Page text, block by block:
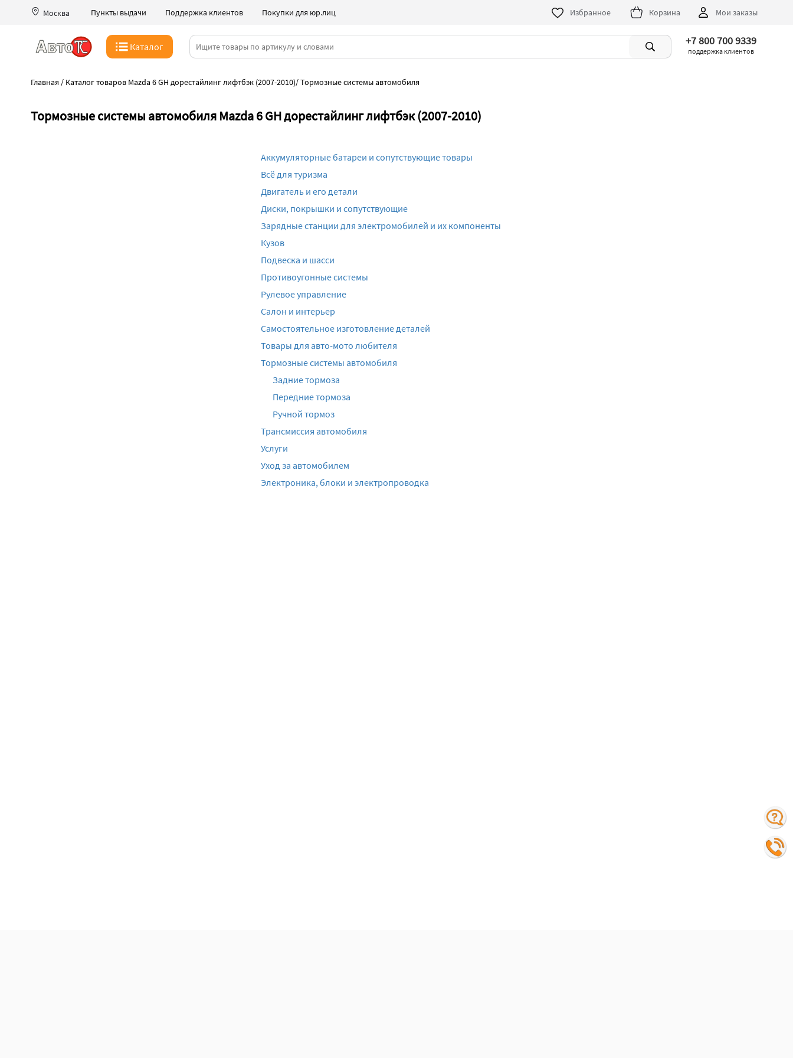
Москва Пункты выдачи Поддержка клиентов Покупки для юр.лиц Избранное Корзина Мои заказы
Каталог +7 800 700 9339
поддержка клиентов
Главная / Каталог товаров Mazda 6 GH дорестайлинг лифтбэк (2007-2010)/Тормозные системы автомобиля
Тормозные системы автомобиля Mazda 6 GH дорестайлинг лифтбэк (2007-2010)
Аккумуляторные батареи и сопутствующие товары
Всё для туризма
Двигатель и его детали
Диски, покрышки и сопутствующие
Зарядные станции для электромобилей и их компоненты
Кузов
Подвеска и шасси
Противоугонные системы
Рулевое управление
Салон и интерьер
Самостоятельное изготовление деталей
Товары для авто-мото любителя
Тормозные системы автомобиля
Задние тормоза
Передние тормоза
Ручной тормоз
Трансмиссия автомобиля
Услуги
Уход за автомобилем
Электроника, блоки и электропроводка